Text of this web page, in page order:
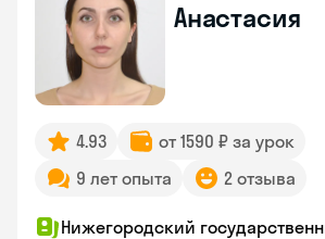
Анастасия
4.93
от 1590 ₽ за урок
9 лет опыта
2 отзыва
Нижегородский